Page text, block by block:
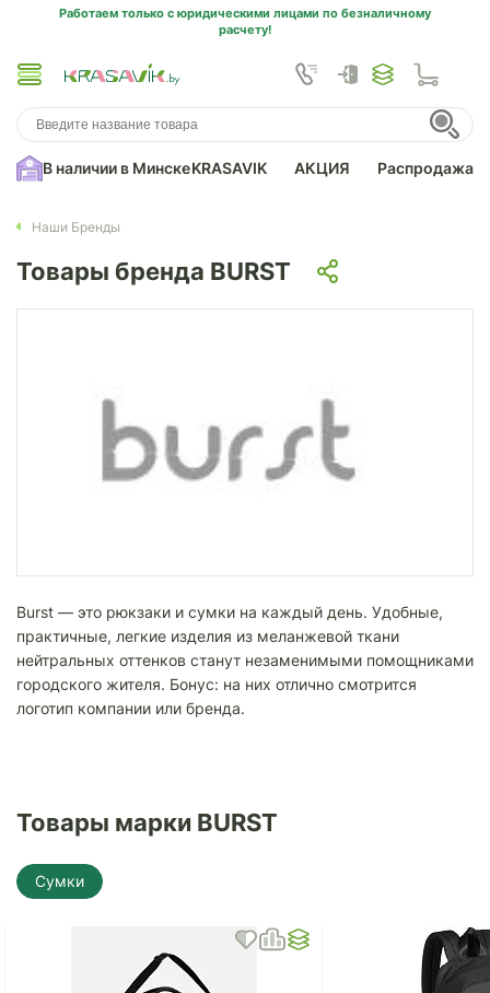
Работаем только с юридическими лицами по безналичному
расчету!
В наличии в МинскеKRASAVIK АКЦИЯ Распродажа
Наши Бренды
Товары бренда BURST
Burst — это рюкзаки и сумки на каждый день. Удобные,
практичные, легкие изделия из меланжевой ткани
нейтральных оттенков станут незаменимыми помощниками
городского жителя. Бонус: на них отлично смотрится
логотип компании или бренда.
Товары марки BURST
Сумки